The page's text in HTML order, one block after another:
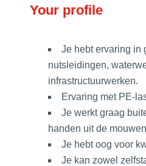
Your profile
Je hebt ervaring in
nutsleidingen,
infrastructuurwerken.
Ervaring met PE-
Je werkt graag
handen uit de
Je hebt oog voor
Je kan zowel